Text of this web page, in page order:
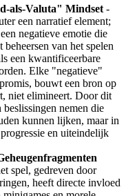
als-Valuta" Mindset -
een narratief element;
negatieve emotie die
van het spelen
een kwantificeerbare
Elke "negatieve"
bouwt een bron op
niet elimineert. Door dit
nemen die
kunnen lijken, maar in
en uiteindelijk
spel, gedreven door
heeft directe invloed